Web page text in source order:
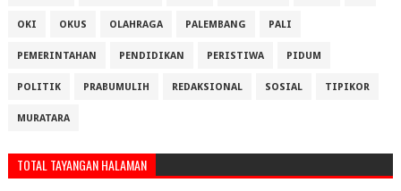
OKI OKUS OLAHRAGA PALEMBANG PALI
PEMERINTAHAN PENDIDIKAN PERISTIWA PIDUM
POLITIK PRABUMULIH REDAKSIONAL SOSIAL TIPIKOR
MURATARA
TOTAL TAYANGAN HALAMAN